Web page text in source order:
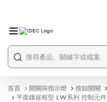
首頁 開關與指示燈 按鈕開關
平面鑲嵌框型 LW系列 控制元件